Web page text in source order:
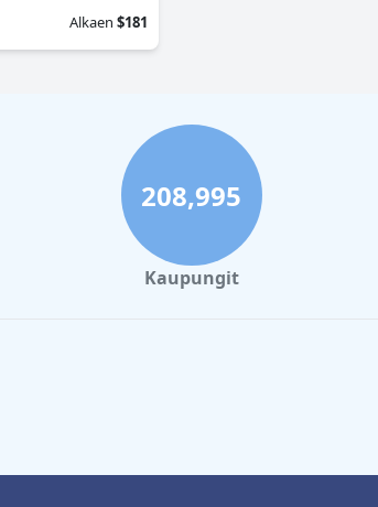
Alkaen $181
208,995
Kaupungit